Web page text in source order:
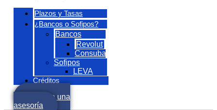
Plazos y Tasas
¿Bancos o Sofipos?
Bancos
Revolut
Consubanco
Sofipos
LEVA
Créditos
Agenda una
asesoría